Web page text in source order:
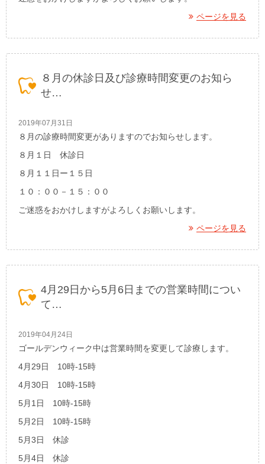
ページを見る
８月の休診日及び診療時間変更のお知ら
せ…
2019年07月31日
８月の診療時間変更がありますのでお知らせします。
８月１日 休診日
８月１１日ー１５日
１０：００－１５：００
ご迷惑をおかけしますがよろしくお願いします。
ページを見る
4月29日から5月6日までの営業時間につい
て…
2019年04月24日
ゴールデンウィーク中は営業時間を変更して診療します。
4月29日 10時-15時
4月30日 10時-15時
5月1日 10時-15時
5月2日 10時-15時
5月3日 休診
5月4日 休診